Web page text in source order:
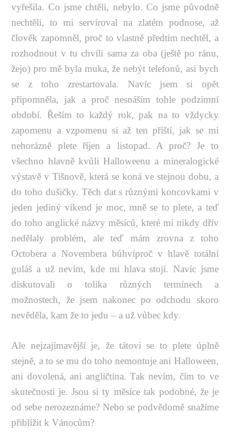
vyřešila. Co jsme chtěli, nebylo. Co jsme původně
nechtěli, to mi servíroval na zlatém podnose, až
člověk zapomněl, proč to vlastně předtím nechtěl, a
rozhodnout v tu chvíli sama za oba (ještě po ránu,
žejo) pro mě byla muka, že nebýt telefonů, asi bych
se z toho zrestartovala. Navíc jsem si opět
připomněla, jak a proč nesnáším tohle podzimní
období. Řeším to každý rok, pak na to vždycky
zapomenu a vzpomenu si až ten příští, jak se mi
nehorázně plete říjen a listopad. A proč? Je to
všechno hlavně kvůli Halloweenu a mineralogické
výstavě v Tišnově, která se koná ve stejnou dobu, a
do toho dušičky. Těch dat s různými koncovkami v
jeden jediný víkend je moc, mně se to plete, a teď
do toho anglické názvy měsíců, které mi nikdy dřív
nedělaly problém, ale teď mám zrovna z toho
Octobera a Novembera bůhvíproč v hlavě totální
guláš a už nevím, kde mi hlava stojí. Navíc jsme
diskutovali o tolika různých termínech a
možnostech, že jsem nakonec po odchodu skoro
nevěděla, kam že to jedu – a už vůbec kdy.
Ale nejzajímavější je, že tátovi se to plete úplně
stejně, a to se mu do toho nemontuje ani Halloween,
ani dovolená, ani angličtina. Tak nevím, čím to ve
skutečnosti je. Jsou si ty měsíce tak podobné, že je
od sebe nerozeznáme? Nebo se podvědomě snažíme
přiblížit k Vánocům?